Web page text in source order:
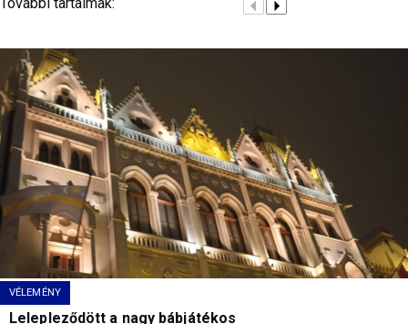
VÉLEMÉNY
Lelepleződött a nagy bábjátékos